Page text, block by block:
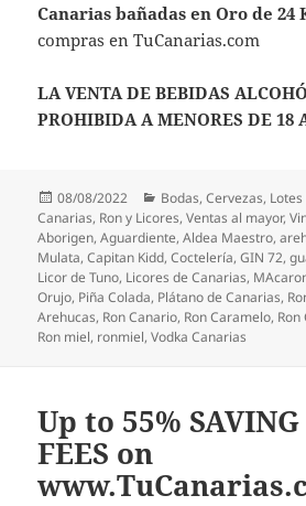
Canarias bañadas en Oro de 24
compras en TuCanarias.com
LA VENTA DE BEBIDAS
PROHIBIDA A MENORES DE 18
Publicado
el
08/08/2022 Categorías
Bodas,Cervezas,
Canarias, Ron y Licores,Ventas al mayor,
Aborigen,Aguardiente,Aldea Maestro,
Mulata,Capitan Kidd,Coctelería,GIN 72,
Licor de Tuno, Licores de Canarias,
Orujo, Piña Colada, Plátano de Canarias,
Arehucas, Ron Canario, Ron Caramelo, Ron
Ron miel, ronmiel,Vodka Canarias
Up to 55%
FEES on